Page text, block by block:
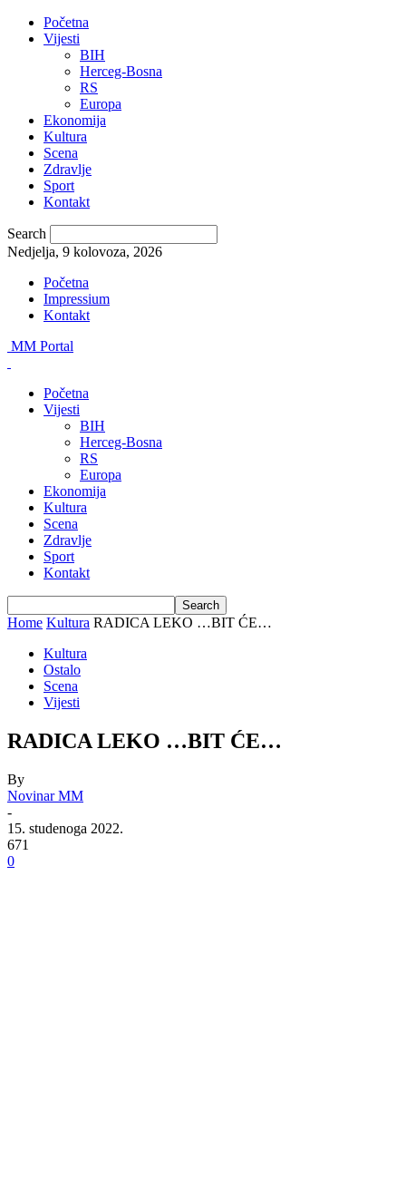
Početna
Vijesti
BIH
Herceg-Bosna
RS
Europa
Ekonomija
Kultura
Scena
Zdravlje
Sport
Kontakt
Search
Nedjelja, 9 kolovoza, 2026
Početna
Impressium
Kontakt
MM Portal
Početna
Vijesti
BIH
Herceg-Bosna
RS
Europa
Ekonomija
Kultura
Scena
Zdravlje
Sport
Kontakt
Home Kultura RADICA LEKO …BIT ĆE…
Kultura
Ostalo
Scena
Vijesti
RADICA LEKO …BIT ĆE…
By
Novinar MM
-
15. studenoga 2022.
671
0